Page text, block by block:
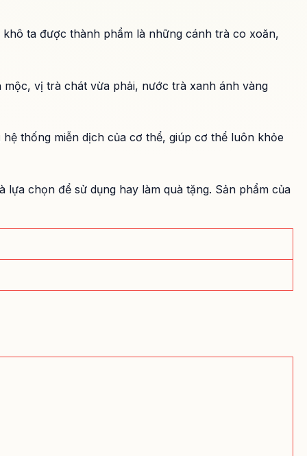
ta được thành phẩm là những cánh trà co xoăn,
vị trà chát vừa phải, nước trà xanh ánh vàng
thống miễn dịch của cơ thể, giúp cơ thể luôn khỏe
lựa chọn để sử dụng hay làm quà tặng. Sản phẩm của